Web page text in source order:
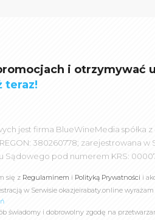
i otrzymywać
teraz!
jest firma BlueWineMedia spółka z
380260778; zarejestrowana
Sądowego pod numerem KRS:
się z Regulaminem i Polityką Prywatności i
w Serwisie okazjeirabaty.online
świadomy i dobrowolny zgodę na